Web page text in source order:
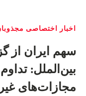
اخبار اختصاصی
سهم ایران از
بین‌الملل:
مجازات‌های